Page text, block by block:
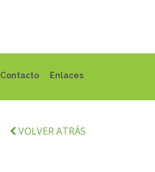
Contacto Enlaces
VOLVER ATRÁS